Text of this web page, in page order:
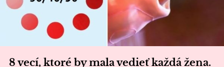
8 vecí, ktoré by mala vedieť každá žena.